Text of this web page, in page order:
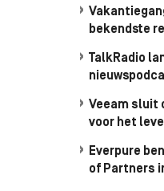
bekendste
TalkRadio
Veeam sluit
voor het
Everpure
of Partners